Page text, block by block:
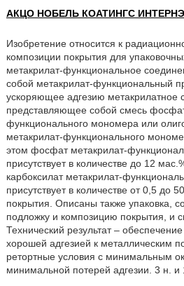
АКЦО НОБЕЛЬ КОАТИНГС
Изобретение относится к
композиции покрытия для
метакрилат-функциональное
собой метакрилат-функциональный
ускоряющее адгезию метакрилатное
представляющее собой смесь
функционального мономера или
метакрилат-функционального
этом фосфат метакрилат-
присутствует в количестве до 12
карбоксилат метакрилат-
присутствует в количестве от 0,5 до
покрытия. Описаны также упаковка,
подложку и композицию покрытия, и
Технический результат –
хорошей адгезией к металлическим
ретортные условия с минимальным
минимальной потерей адгезии. 3 н.